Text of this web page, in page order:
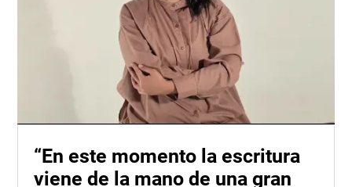
“En este momento la escritura
viene de la mano de una gran